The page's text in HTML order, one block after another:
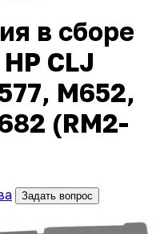
в сборе
CLJ
M652,
(RM2-
Задать вопрос